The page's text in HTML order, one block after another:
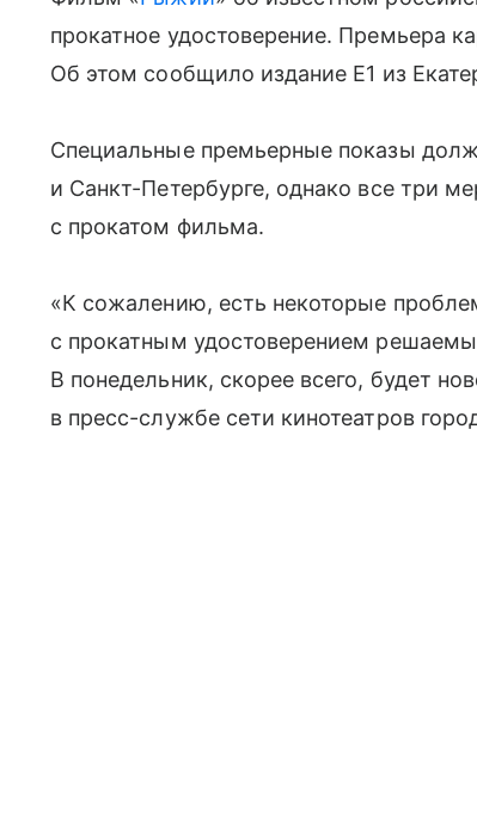
прокатное удостоверение. Премьера
Об этом сообщило издание E1 из
Специальные премьерные показы
и Санкт-Петербурге, однако все три
с прокатом фильма.
«К сожалению, есть некоторые
с прокатным удостоверением
В понедельник, скорее всего, будет
в пресс-службе сети кинотеатров